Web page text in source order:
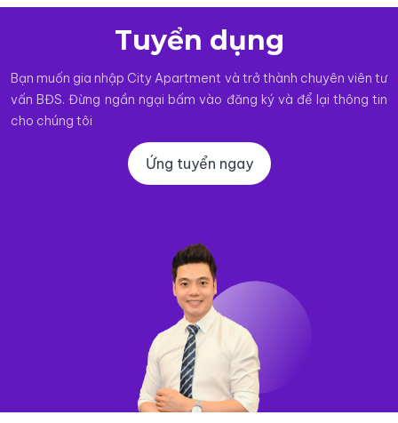
Tuyển dụng
Bạn muốn gia nhập City Apartment và trở thành chuyên viên tư
vấn BĐS. Đừng ngần ngại bấm vào đăng ký và để lại thông tin
cho chúng tôi
Ứng tuyển ngay